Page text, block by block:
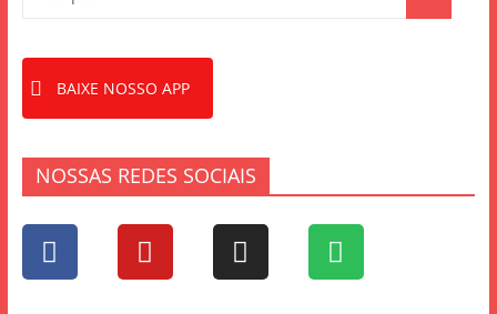
BAIXE NOSSO APP
NOSSAS REDES SOCIAIS